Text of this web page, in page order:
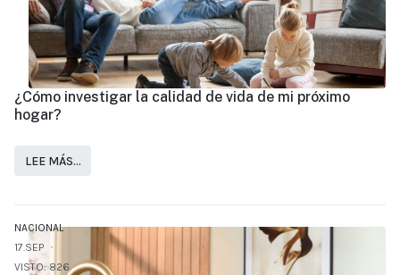
¿Cómo investigar la calidad de vida de mi próximo
hogar?
LEE MÁS…
NACIONAL
17.SEP
VISTO: 826